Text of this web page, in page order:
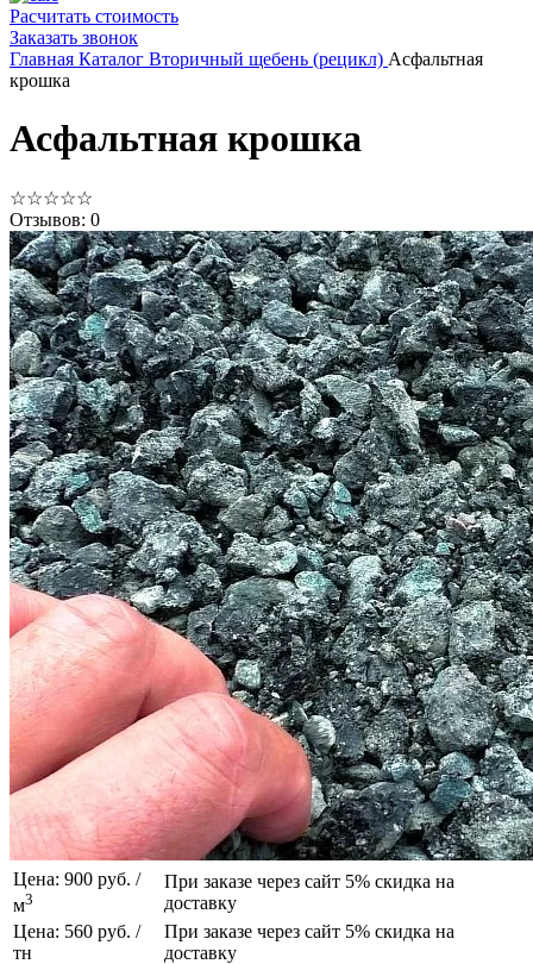
Расчитать стоимость
Заказать звонок
Главная Каталог Вторичный щебень (рецикл) Асфальтная
крошка
Асфальтная крошка
☆☆☆☆☆
Отзывов: 0
Цена: 900 руб. /
м3
При заказе через сайт 5% скидка на
доставку
Цена: 560 руб. /
тн
При заказе через сайт 5% скидка на
доставку